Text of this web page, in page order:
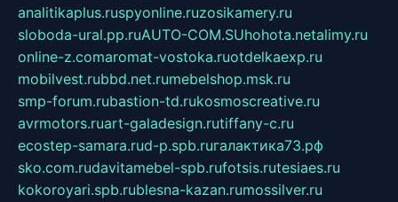
analitikaplus.ruspyonline.ruzosikamery.ru
sloboda-ural.pp.ruAUTO-COM.SUhohota.netalimy.ru
online-z.comaromat-vostoka.ruotdelkaexp.ru
mobilvest.rubbd.net.rumebelshop.msk.ru
smp-forum.rubastion-td.rukosmoscreative.ru
avrmotors.ruart-galadesign.rutiffany-c.ru
ecostep-samara.rud-p.spb.ruгалактика73.рф
sko.com.rudavitamebel-spb.rufotsis.rutesiaes.ru
kokoroyari.spb.rublesna-kazan.rumossilver.ru